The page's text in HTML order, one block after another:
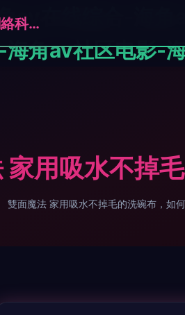
av在线综合-海
角av社区电影-
河南奇跡天使網絡科技有限公司
用吸水不掉毛
雙面魔法 家用吸水不掉毛的洗碗布，如